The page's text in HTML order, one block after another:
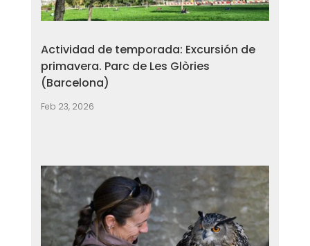
Actividad de temporada: Excursión de
primavera. Parc de Les Glòries
(Barcelona)
Feb 23, 2026